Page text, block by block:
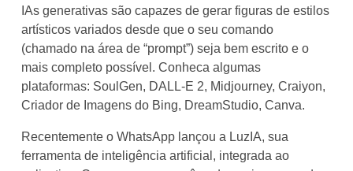
IAs generativas são capazes de gerar figuras de estilos
artísticos variados desde que o seu comando
(chamado na área de “prompt”) seja bem escrito e o
mais completo possível. Conheca algumas
plataformas: SoulGen, DALL-E 2, Midjourney, Craiyon,
Criador de Imagens do Bing, DreamStudio, Canva.
Recentemente o WhatsApp lançou a LuzIA, sua
ferramenta de inteligência artificial, integrada ao